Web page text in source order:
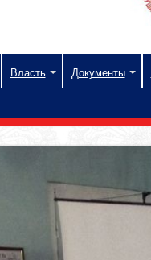
Власть Документы